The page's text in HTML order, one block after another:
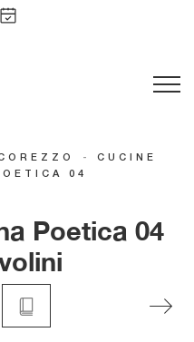
-
CUCINE
04
Poetica 04